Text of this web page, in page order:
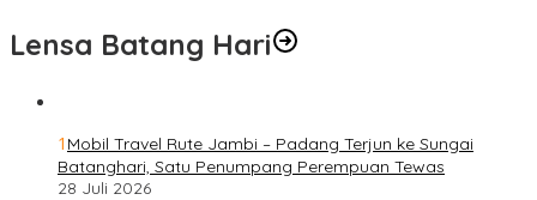
Lensa Batang Hari
1 Mobil Travel Rute Jambi – Padang Terjun ke Sungai
Batanghari, Satu Penumpang Perempuan Tewas
28 Juli 2026